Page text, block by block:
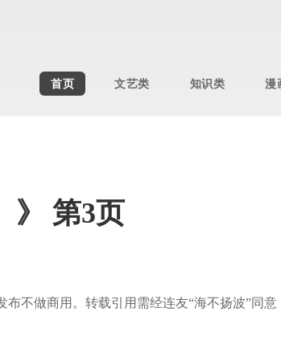
首页 文艺类 知识类 漫
》 第3页
不做商用。转载引用需经连友“海不扬波”同意